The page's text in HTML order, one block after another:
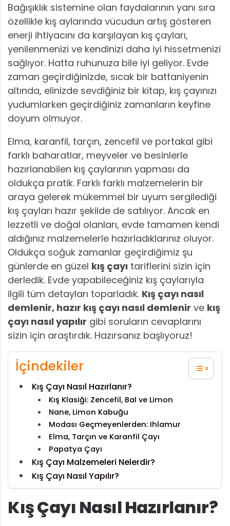
Bağışıklık sistemine olan faydalarının yanı sıra
özellikle kış aylarında vücudun artış gösteren
enerji ihtiyacını da karşılayan kış çayları,
yenilenmenizi ve kendinizi daha iyi hissetmenizi
sağlıyor. Hatta ruhunuza bile iyi geliyor. Evde
zaman geçirdiğinizde, sıcak bir battaniyenin
altında, elinizde sevdiğiniz bir kitap, kış çayınızı
yudumlarken geçirdiğiniz zamanların keyfine
doyum olmuyor.
Elma, karanfil, tarçın, zencefil ve portakal gibi
farklı baharatlar, meyveler ve besinlerle
hazırlanabilen kış çaylarının yapması da
oldukça pratik. Farklı farklı malzemelerin bir
araya gelerek mükemmel bir uyum sergilediği
kış çayları hazır şekilde de satılıyor. Ancak en
lezzetli ve doğal olanları, evde tamamen kendi
aldığınız malzemelerle hazırladıklarınız oluyor.
Oldukça soğuk zamanlar geçirdiğimiz şu
günlerde en güzel kış çayı tariflerini sizin için
derledik. Evde yapabileceğiniz kış çaylarıyla
ilgili tüm detayları toparladık. Kış çayı nasıl
demlenir, hazır kış çayı nasıl demlenir ve kış
çayı nasıl yapılır gibi soruların cevaplarını
sizin için araştırdık. Hazırsanız başlıyoruz!
İçindekiler
Kış Çayı Nasıl Hazırlanır?
Kış Klasiği: Zencefil, Bal ve Limon
Nane, Limon Kabuğu
Modası Geçmeyenlerden: Ihlamur
Elma, Tarçın ve Karanfil Çayı
Papatya Çayı
Kış Çayı Malzemeleri Nelerdir?
Kış Çayı Nasıl Yapılır?
Kış Çayı Nasıl Hazırlanır?